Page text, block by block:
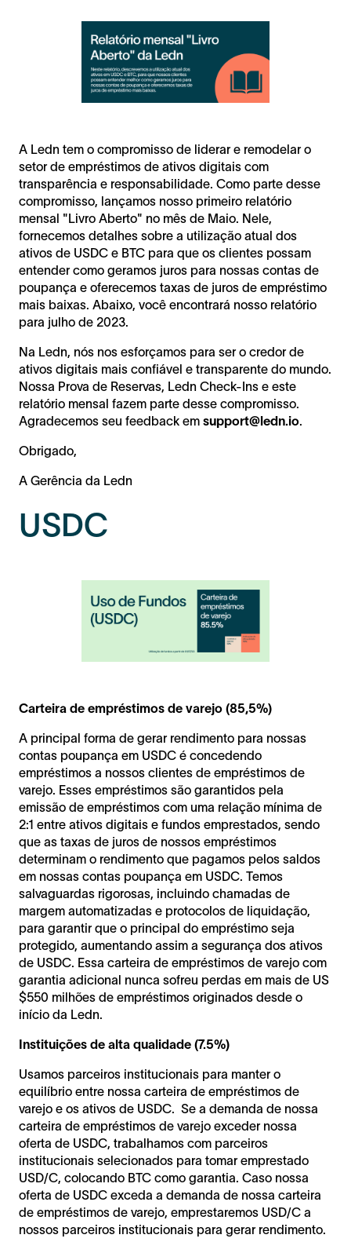
A Ledn tem o compromisso de liderar e remodelar o
setor de empréstimos de ativos digitais com
transparência e responsabilidade. Como parte desse
compromisso, lançamos nosso primeiro relatório
mensal "Livro Aberto" no mês de Maio. Nele,
fornecemos detalhes sobre a utilização atual dos
ativos de USDC e BTC para que os clientes possam
entender como geramos juros para nossas contas de
poupança e oferecemos taxas de juros de empréstimo
mais baixas. Abaixo, você encontrará nosso relatório
para julho de 2023.
Na Ledn, nós nos esforçamos para ser o credor de
ativos digitais mais confiável e transparente do mundo.
Nossa Prova de Reservas, Ledn Check-Ins e este
relatório mensal fazem parte desse compromisso.
Agradecemos seu feedback em support@ledn.io.
Obrigado,
A Gerência da Ledn
USDC
Carteira de empréstimos de varejo (85,5%)
A principal forma de gerar rendimento para nossas
contas poupança em USDC é concedendo
empréstimos a nossos clientes de empréstimos de
varejo. Esses empréstimos são garantidos pela
emissão de empréstimos com uma relação mínima de
2:1 entre ativos digitais e fundos emprestados, sendo
que as taxas de juros de nossos empréstimos
determinam o rendimento que pagamos pelos saldos
em nossas contas poupança em USDC. Temos
salvaguardas rigorosas, incluindo chamadas de
margem automatizadas e protocolos de liquidação,
para garantir que o principal do empréstimo seja
protegido, aumentando assim a segurança dos ativos
de USDC. Essa carteira de empréstimos de varejo com
garantia adicional nunca sofreu perdas em mais de US
$550 milhões de empréstimos originados desde o
início da Ledn.
Instituições de alta qualidade (7.5%)
Usamos parceiros institucionais para manter o
equilíbrio entre nossa carteira de empréstimos de
varejo e os ativos de USDC. Se a demanda de nossa
carteira de empréstimos de varejo exceder nossa
oferta de USDC, trabalhamos com parceiros
institucionais selecionados para tomar emprestado
USD/C, colocando BTC como garantia. Caso nossa
oferta de USDC exceda a demanda de nossa carteira
de empréstimos de varejo, emprestaremos USD/C a
nossos parceiros institucionais para gerar rendimento.